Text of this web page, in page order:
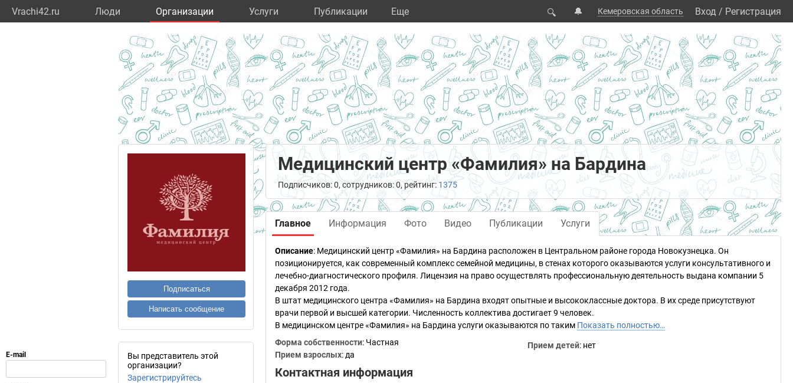
Vrachi42.ru Люди Организации Услуги Публикации Eще 🔍 🔔 Кемеровская область Вход / Регистрация
Подписаться
Написать сообщение
Вы представитель этой
организации?
Зарегистрируйтесь
Медицинский центр «Фамилия» на Бардина
Подписчиков: 0, сотрудников: 0, рейтинг: 1375
Главное Информация Фото Видео Публикации Услуги
Описание: Медицинский центр «Фамилия» на Бардина расположен в Центральном районе города Новокузнецка. Он
позиционируется, как современный комплекс семейной медицины, в стенах которого оказываются услуги консультативного и
лечебно-диагностического профиля. Лицензия на право осуществлять профессиональную деятельность выдана компании 5
декабря 2012 года.
В штат медицинского центра «Фамилия» на Бардина входят опытные и высококлассные доктора. В их среде присутствуют
врачи первой и высшей категории. Численность коллектива достигает 9 человек.
В медицинском центре «Фамилия» на Бардина услуги оказываются по таким Показать полностью…
Форма собственности: Частная
Прием взрослых: да
Прием детей: нет
Контактная информация